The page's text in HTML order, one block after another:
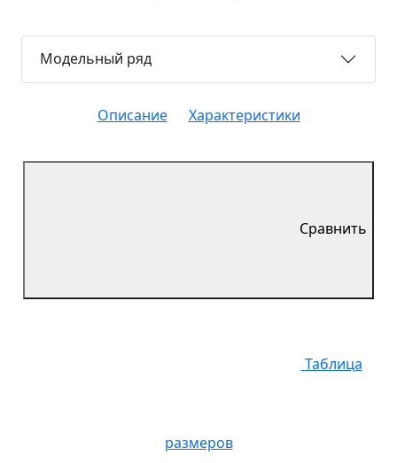
Модельный ряд
Описание Характеристики
Сравнить
Таблица
размеров